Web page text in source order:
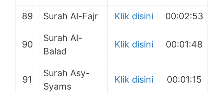
89 Surah Al-Fajr Klik disini 00:02:53
90
Surah Al-
Balad
Klik disini 00:01:48
91
Surah Asy-
Syams
Klik disini 00:01:15